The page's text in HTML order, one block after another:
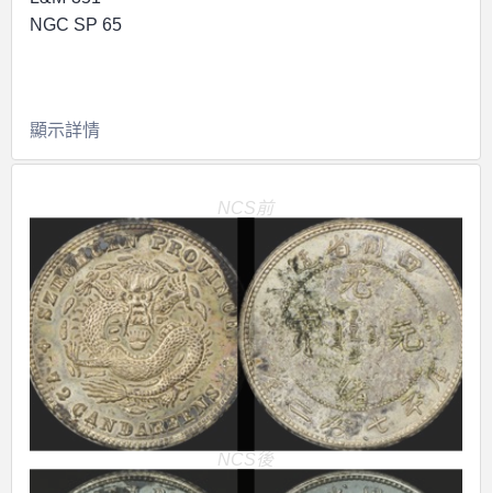
NGC SP 65
顯示詳情
NCS前
NCS後